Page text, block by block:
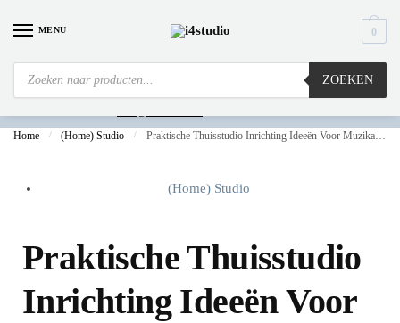
MENU
ZOEKEN
0
Home / (Home) Studio / Praktische Thuisstudio Inrichting Ideeën Voor Muzikanten En Producers
(Home) Studio
Praktische Thuisstudio
Inrichting Ideeën Voor